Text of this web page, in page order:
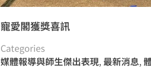
寵愛閣獲獎喜訊
Categories
媒體報導與師生傑出表現, 最新消息,